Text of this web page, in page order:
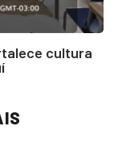
cultura